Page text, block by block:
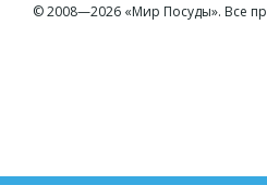
© 2008—2026 «Мир Посуды». Все